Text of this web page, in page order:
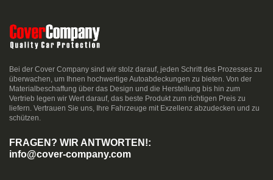
Bei der Cover Company sind wir stolz darauf, jeden Schritt des Prozesses zu
überwachen, um Ihnen hochwertige Autoabdeckungen zu bieten. Von der
Materialbeschaffung über das Design und die Herstellung bis hin zum
Vertrieb legen wir Wert darauf, das beste Produkt zum richtigen Preis zu
liefern. Vertrauen Sie uns, Ihre Fahrzeuge mit Exzellenz abzudecken und zu
schützen.
FRAGEN? WIR ANTWORTEN!:
info@cover-company.com